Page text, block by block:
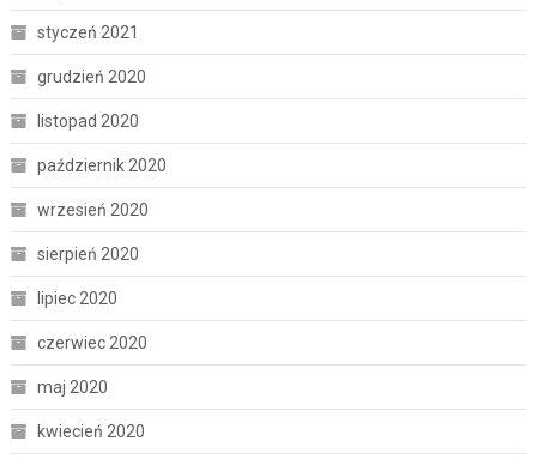
styczeń 2021
grudzień 2020
listopad 2020
październik 2020
wrzesień 2020
sierpień 2020
lipiec 2020
czerwiec 2020
maj 2020
kwiecień 2020